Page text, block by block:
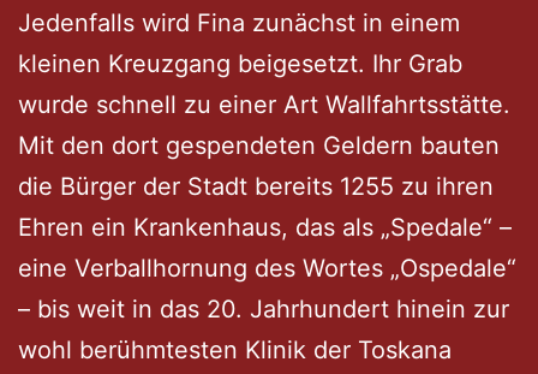
Jedenfalls wird Fina zunächst in einem
kleinen Kreuzgang beigesetzt. Ihr Grab
wurde schnell zu einer Art Wallfahrtsstätte.
Mit den dort gespendeten Geldern bauten
die Bürger der Stadt bereits 1255 zu ihren
Ehren ein Krankenhaus, das als „Spedale“ –
eine Verballhornung des Wortes „Ospedale“
– bis weit in das 20. Jahrhundert hinein zur
wohl berühmtesten Klinik der Toskana